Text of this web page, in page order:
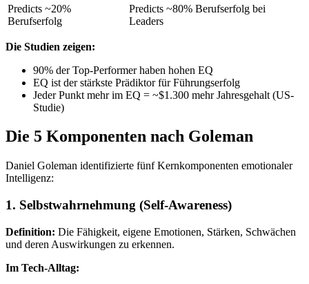
Predicts ~20%
Berufserfolg
Predicts ~80% Berufserfolg bei
Leaders
Die Studien zeigen:
90% der Top-Performer haben hohen EQ
EQ ist der stärkste Prädiktor für Führungserfolg
Jeder Punkt mehr im EQ = ~$1.300 mehr Jahresgehalt (US-
Studie)
Die 5 Komponenten nach Goleman
Daniel Goleman identifizierte fünf Kernkomponenten emotionaler
Intelligenz:
1. Selbstwahrnehmung (Self-Awareness)
Definition: Die Fähigkeit, eigene Emotionen, Stärken, Schwächen
und deren Auswirkungen zu erkennen.
Im Tech-Alltag: